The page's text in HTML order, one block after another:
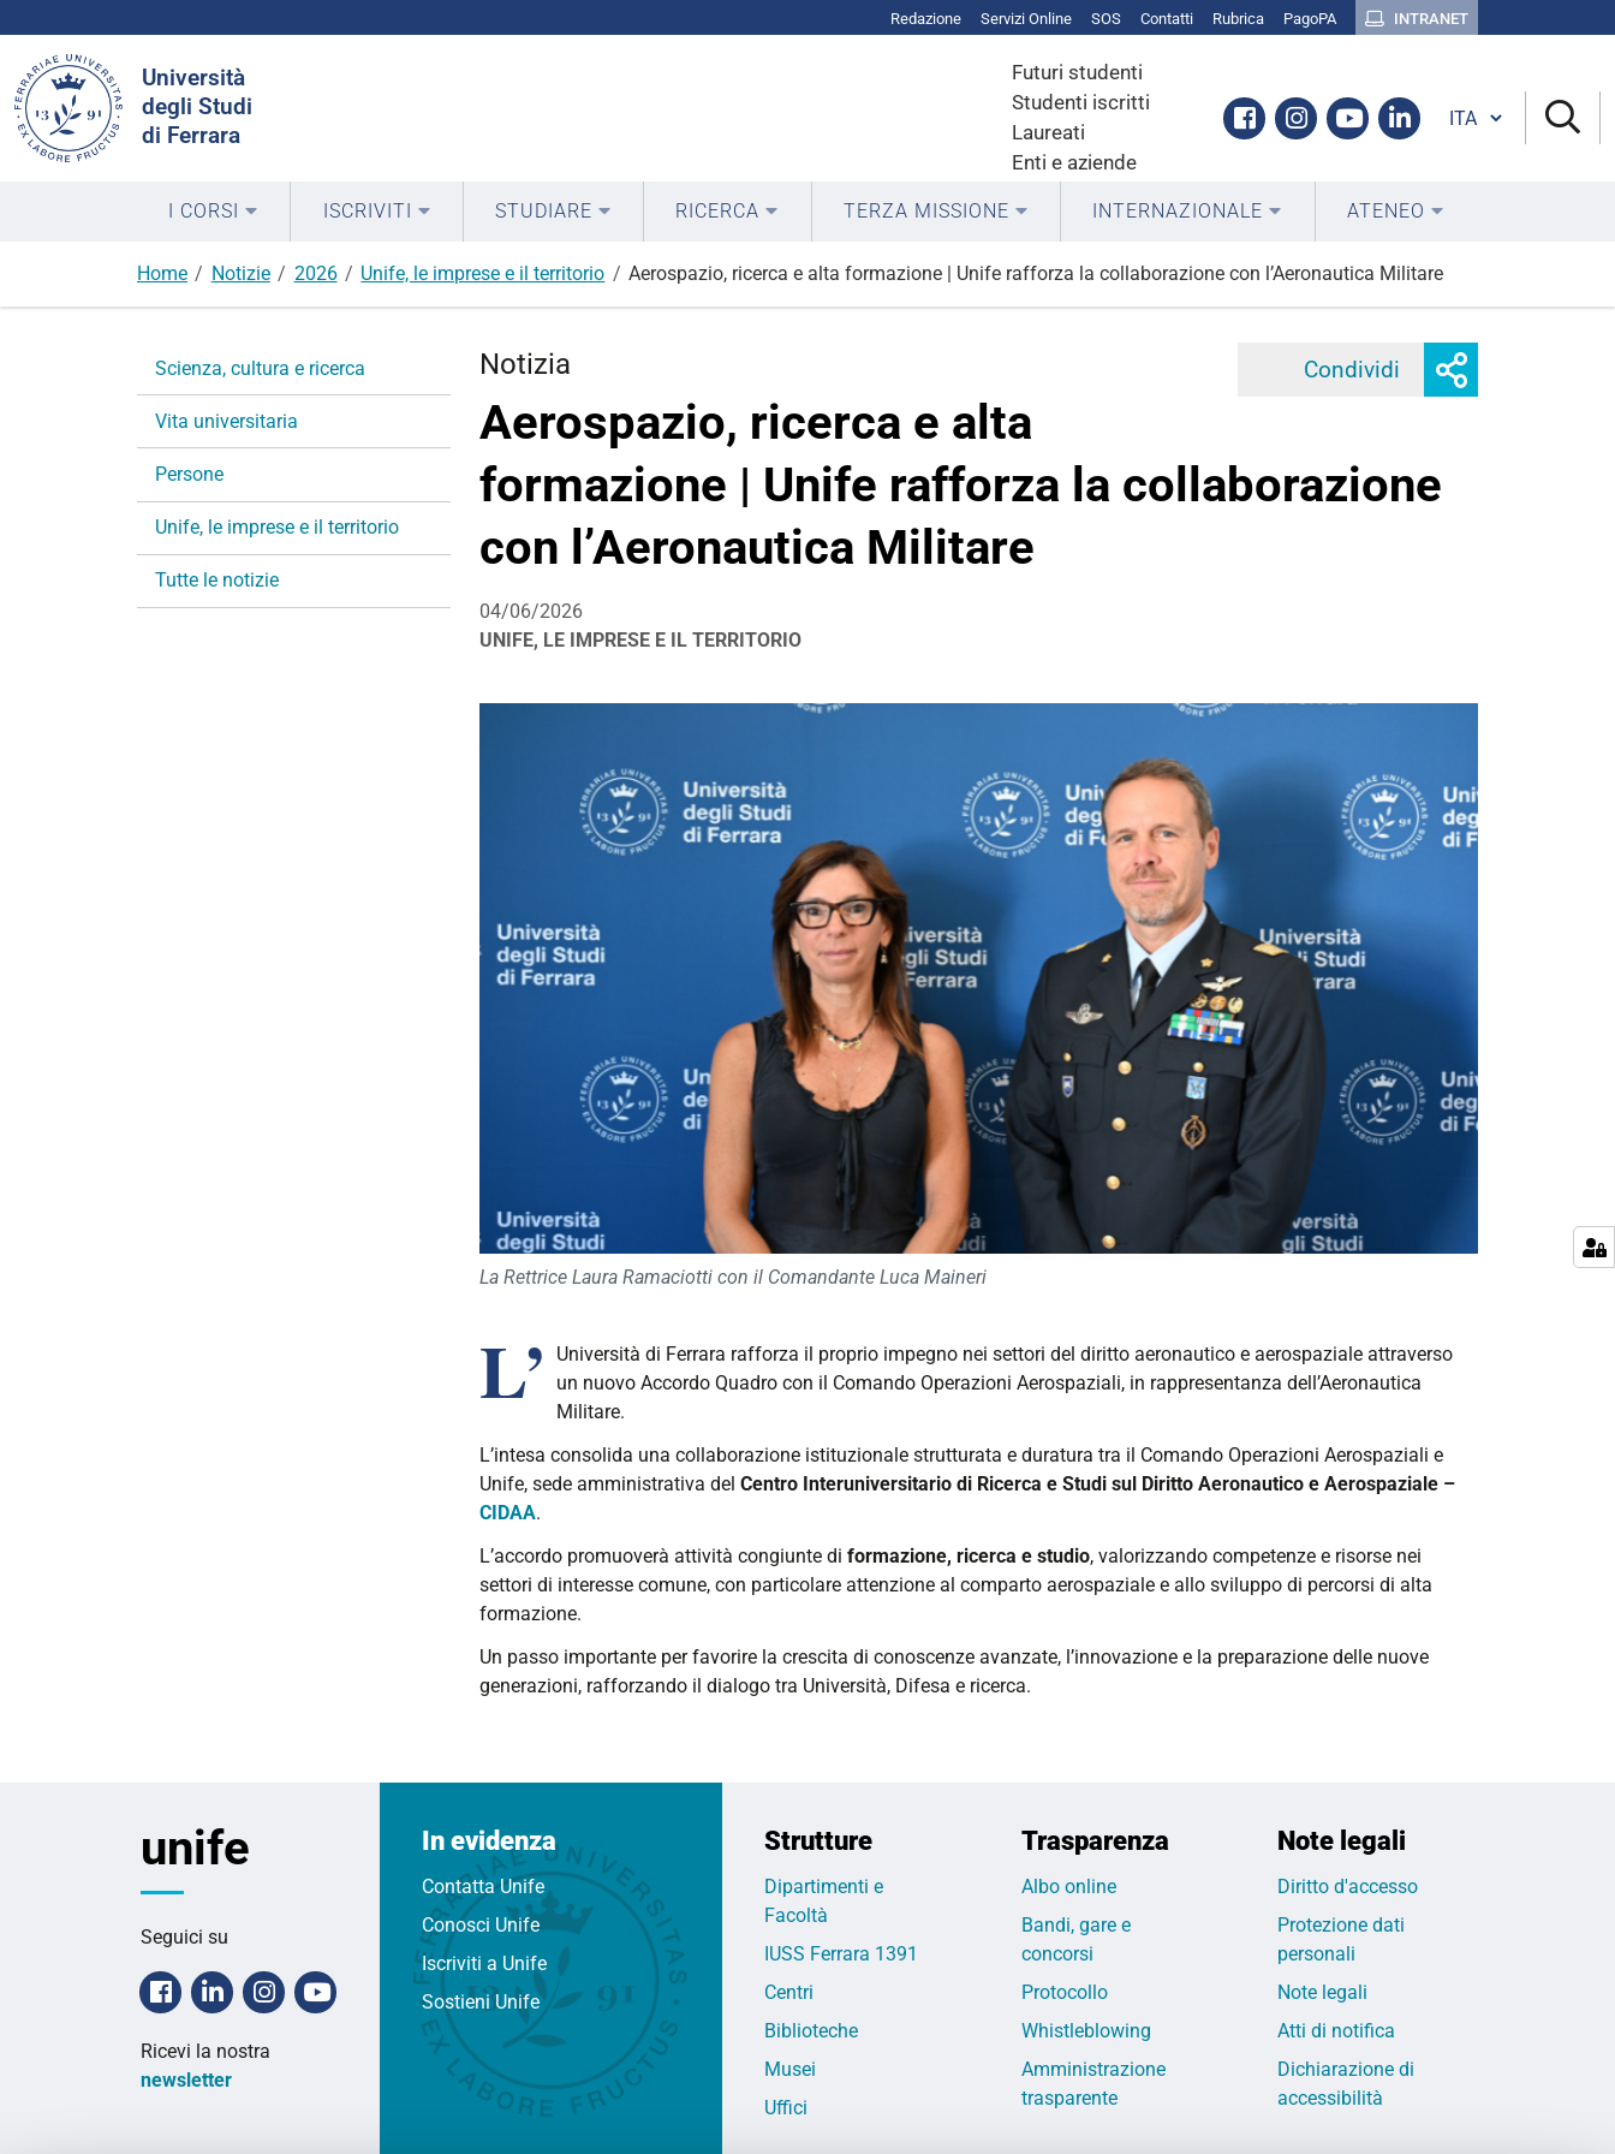
Redazione Servizi Online SOS Contatti Rubrica PagoPA INTRANET
Università
degli Studi
di Ferrara
Futuri studenti
Studenti iscritti
Laureati
Enti e aziende
Facebook
Instagram
YoutubeLinkedin
nel
sito
Cambia lingua
I CORSI ISCRIVITI STUDIARE RICERCA TERZA MISSIONE INTERNAZIONALE ATENEO
Home Notizie 2026 Unife, le imprese e il territorio Aerospazio, ricerca e alta formazione | Unife rafforza la collaborazione con l’Aeronautica Militare
Condividi Facebook
Notizia
Aerospazio, ricerca e alta
formazione | Unife rafforza la collaborazione
con l’Aeronautica Militare
04/06/2026
UNIFE, LE IMPRESE E IL TERRITORIO
La Rettrice Laura Ramaciotti con il Comandante Luca Maineri
L’
Università di Ferrara rafforza il proprio impegno nei settori del diritto aeronautico e aerospaziale attraverso
un nuovo Accordo Quadro con il Comando Operazioni Aerospaziali, in rappresentanza dell’Aeronautica
Militare.
L’intesa consolida una collaborazione istituzionale strutturata e duratura tra il Comando Operazioni Aerospaziali e
Unife, sede amministrativa del Centro Interuniversitario di Ricerca e Studi sul Diritto Aeronautico e Aerospaziale –
CIDAA.
L’accordo promuoverà attività congiunte di formazione, ricerca e studio, valorizzando competenze e risorse nei
settori di interesse comune, con particolare attenzione al comparto aerospaziale e allo sviluppo di percorsi di alta
formazione.
Un passo importante per favorire la crescita di conoscenze avanzate, l’innovazione e la preparazione delle nuove
generazioni, rafforzando il dialogo tra Università, Difesa e ricerca.
i
a
i
n
Scienza, cultura e ricerca
Vita universitaria
Persone
Unife, le imprese e il territorio
Tutte le notizie
unife
Seguici su
Facebook
LinkedinInstagramYoutube
Ricevi la nostra
newsletter
In evidenza
Contatta Unife
Conosci Unife
Iscriviti a Unife
Sostieni Unife
Strutture
Dipartimenti e
Facoltà
IUSS Ferrara 1391
Centri
Biblioteche
Musei
Uffici
Trasparenza
Albo online
Bandi, gare e
concorsi
Protocollo
Whistleblowing
Amministrazione
trasparente
Note legali
Diritto d'accesso
Protezione dati
personali
Note legali
Atti di notifica
Dichiarazione di
accessibilità